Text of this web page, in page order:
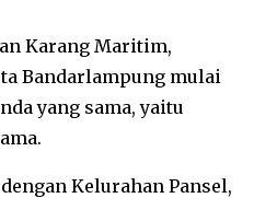
Karang Maritim,
Bandarlampung mulai
yang sama, yaitu
Kelurahan Pansel,